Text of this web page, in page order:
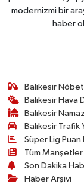
modernizmi bir
haber
Balıkesir
Balıkesir Hava
Balıkesir
Balıkesir Trafik
Süper Lig
Tüm Manşetler
Son Dakika
Haber Arşivi